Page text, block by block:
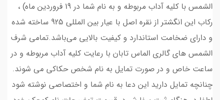
الشمس با کلیه آداب مربوطه و به نام شما در 19 فروردین ماه) ،
رکاب این انگشتر از نقره اصل با عیار بین المللی 925 ساخته شده
و دارای ضخامت استاندارد و کیفیت بالایی می‌باشد.تمامی شرف
الشمس های گالری الماس تابان با رعایت کلیه آداب مربوطه و در
ساعت خاص و در صورت تمایل به نام شخص حکاکی می شوند.
چنانچه تمایل دارید این دعا به نام شما و اختصاصی نوشته شود